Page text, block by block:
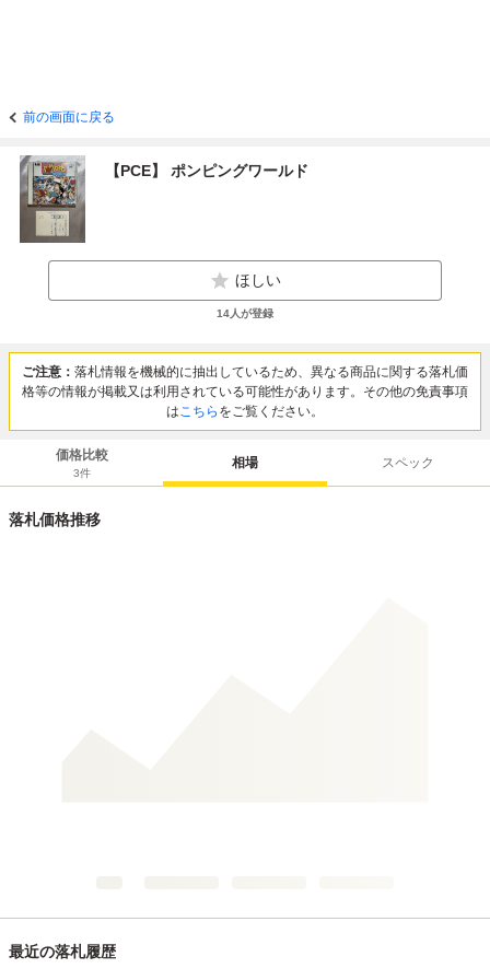
前の画面に戻る
【PCE】 ポンピングワールド
ほしい
14人が登録
ご注意： 落札情報を機械的に抽出しているため、異なる商品に関する落札価
格等の情報が掲載又は利用されている可能性があります。その他の免責事項
はこちら をご覧ください。
価格比較
3件
相場 スペック
落札価格推移
最近の落札履歴